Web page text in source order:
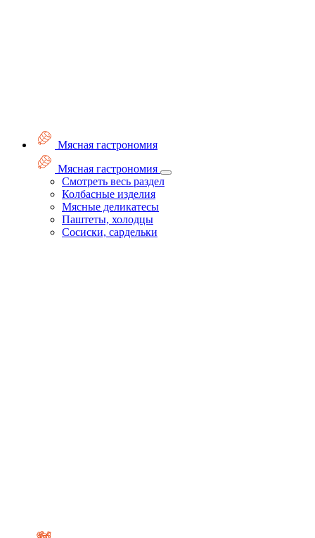
Мясная гастрономия
Мясная гастрономия
Смотреть весь раздел
Колбасные изделия
Мясные деликатесы
Паштеты, холодцы
Сосиски, сардельки